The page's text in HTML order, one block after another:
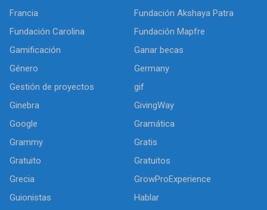
Francia
Fundación Akshaya Patra
Fundación Carolina
Fundación Mapfre
Gamificación
Ganar becas
Género
Germany
Gestión de proyectos
gif
Ginebra
GivingWay
Google
Gramática
Grammy
Gratis
Gratuito
Gratuitos
Grecia
GrowProExperience
Guionistas
Hablar